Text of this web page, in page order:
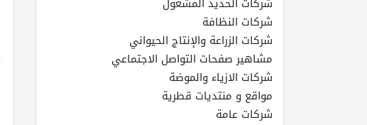
شركات النظافة
شركات الزراعة والإنتاج الحيواني
مشاهير صفحات التواصل الاجتماعي
شركات الازياء والموضة
مواقع و منتديات قطرية
شركات عامة